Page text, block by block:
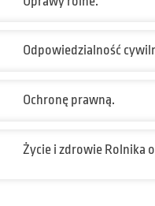
Odpowiedzialność
Ochronę prawną.
Życie i zdrowie Rolnika